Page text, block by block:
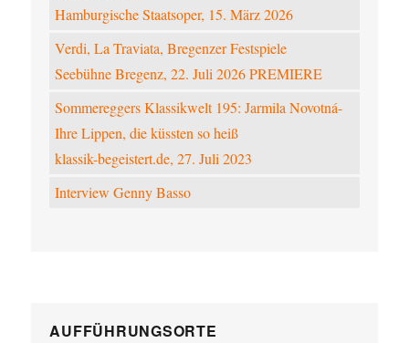
Hamburgische Staatsoper, 15. März 2026
Verdi, La Traviata, Bregenzer Festspiele
Seebühne Bregenz, 22. Juli 2026 PREMIERE
Sommereggers Klassikwelt 195: Jarmila Novotná-
Ihre Lippen, die küssten so heiß
klassik-begeistert.de, 27. Juli 2023
Interview Genny Basso
AUFFÜHRUNGSORTE